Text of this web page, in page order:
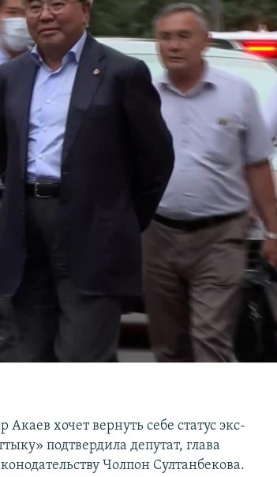
хочет вернуть себе статус экс-
подтвердила депутат, глава
Чолпон Султанбекова.